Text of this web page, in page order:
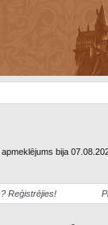
bija
Reģistrējies!